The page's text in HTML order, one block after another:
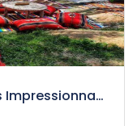
Trésors de Sélja : Entre Gorges Impressionnantes et Histoire Fascinante